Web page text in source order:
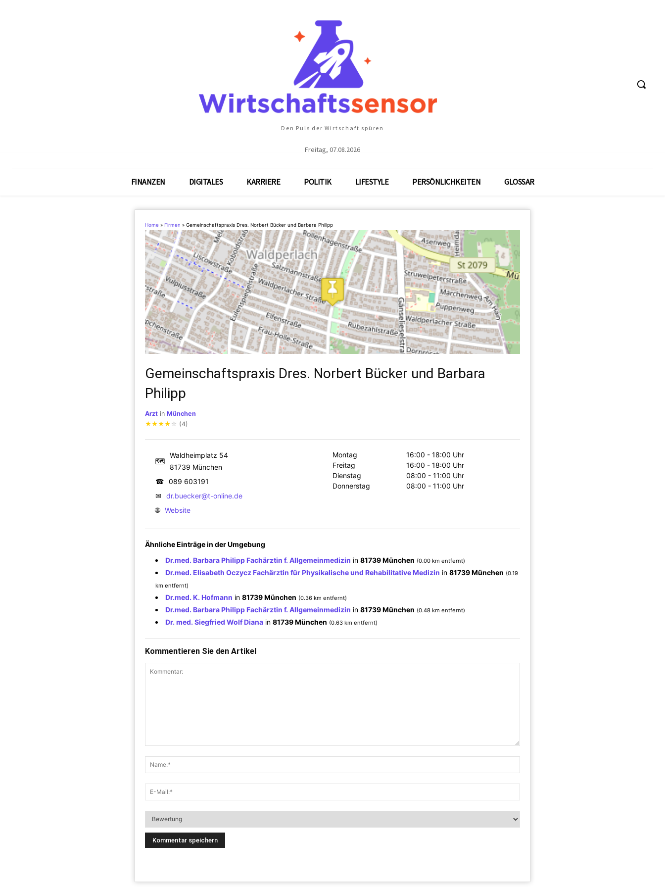
Den Puls der Wirtschaft spüren
Freitag, 07.08.2026
FINANZEN DIGITALES KARRIERE POLITIK LIFESTYLE PERSÖNLICHKEITEN GLOSSAR
Home » Firmen » Gemeinschaftspraxis Dres. Norbert Bücker und Barbara Philipp
Gemeinschaftspraxis Dres. Norbert Bücker und Barbara
Philipp
Arzt in München
★★★★ ☆ (4)
🗺
Waldheimplatz 54
81739 München
☎ 089 603191
✉
dr.buecker@t-online.de
🌐 Website
Montag
16:00 - 18:00 Uhr
Freitag
16:00 - 18:00 Uhr
Dienstag
08:00 - 11:00 Uhr
Donnerstag
08:00 - 11:00 Uhr
Ähnliche Einträge in der Umgebung
Dr.med. Barbara Philipp Fachärztin f. Allgemeinmedizin in 81739 München (0.00 km entfernt)
Dr.med. Elisabeth Oczycz Fachärztin für Physikalische und Rehabilitative Medizin in 81739 München (0.19
km entfernt)
Dr.med. K. Hofmann in 81739 München (0.36 km entfernt)
Dr.med. Barbara Philipp Fachärztin f. Allgemeinmedizin in 81739 München (0.48 km entfernt)
Dr. med. Siegfried Wolf Diana in 81739 München (0.63 km entfernt)
Kommentieren Sie den Artikel